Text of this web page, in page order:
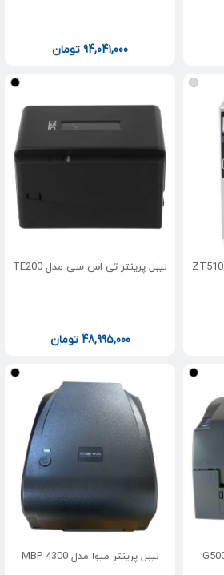
94,041,000تومان
لیبل پرینتر صنعتی زبرا مدل ZT510
لیبل پرینتر تی اس سی مدل TE200
48,995,000 تومان
لیبل پرینتر میوا مدل MBP 4300